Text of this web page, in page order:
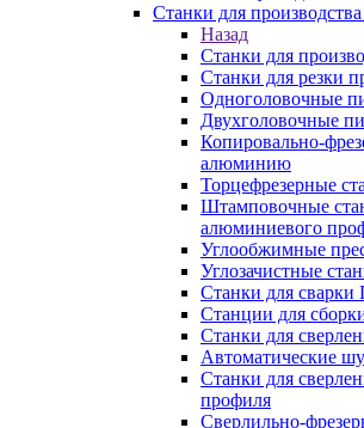
Станки для
Назад
Станки для
Станки для резки
Одноголовочные
Двухголовочные
Копировально-
алюминию
Торцефрезерные
Штамповочные
алюминиевого
Углообжимные
Углозачистные
Станки для
Станции для
Станки для
Автоматические
Станки для
профиля
Сверлильно-